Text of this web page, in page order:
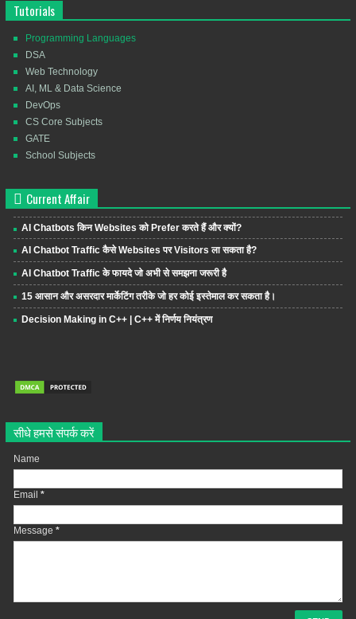
Tutorials
Programming Languages
DSA
Web Technology
AI, ML & Data Science
DevOps
CS Core Subjects
GATE
School Subjects
Current Affair
AI Chatbots किन Websites को Prefer करते हैं और क्यों?
AI Chatbot Traffic कैसे Websites पर Visitors ला सकता है?
AI Chatbot Traffic के फायदे जो अभी से समझना जरूरी है
15 आसान और असरदार मार्केटिंग तरीके जो हर कोई इस्तेमाल कर सकता है।
Decision Making in C++ | C++ में निर्णय नियंत्रण
सीधे हमसे संपर्क करें
Name
Email *
Message *